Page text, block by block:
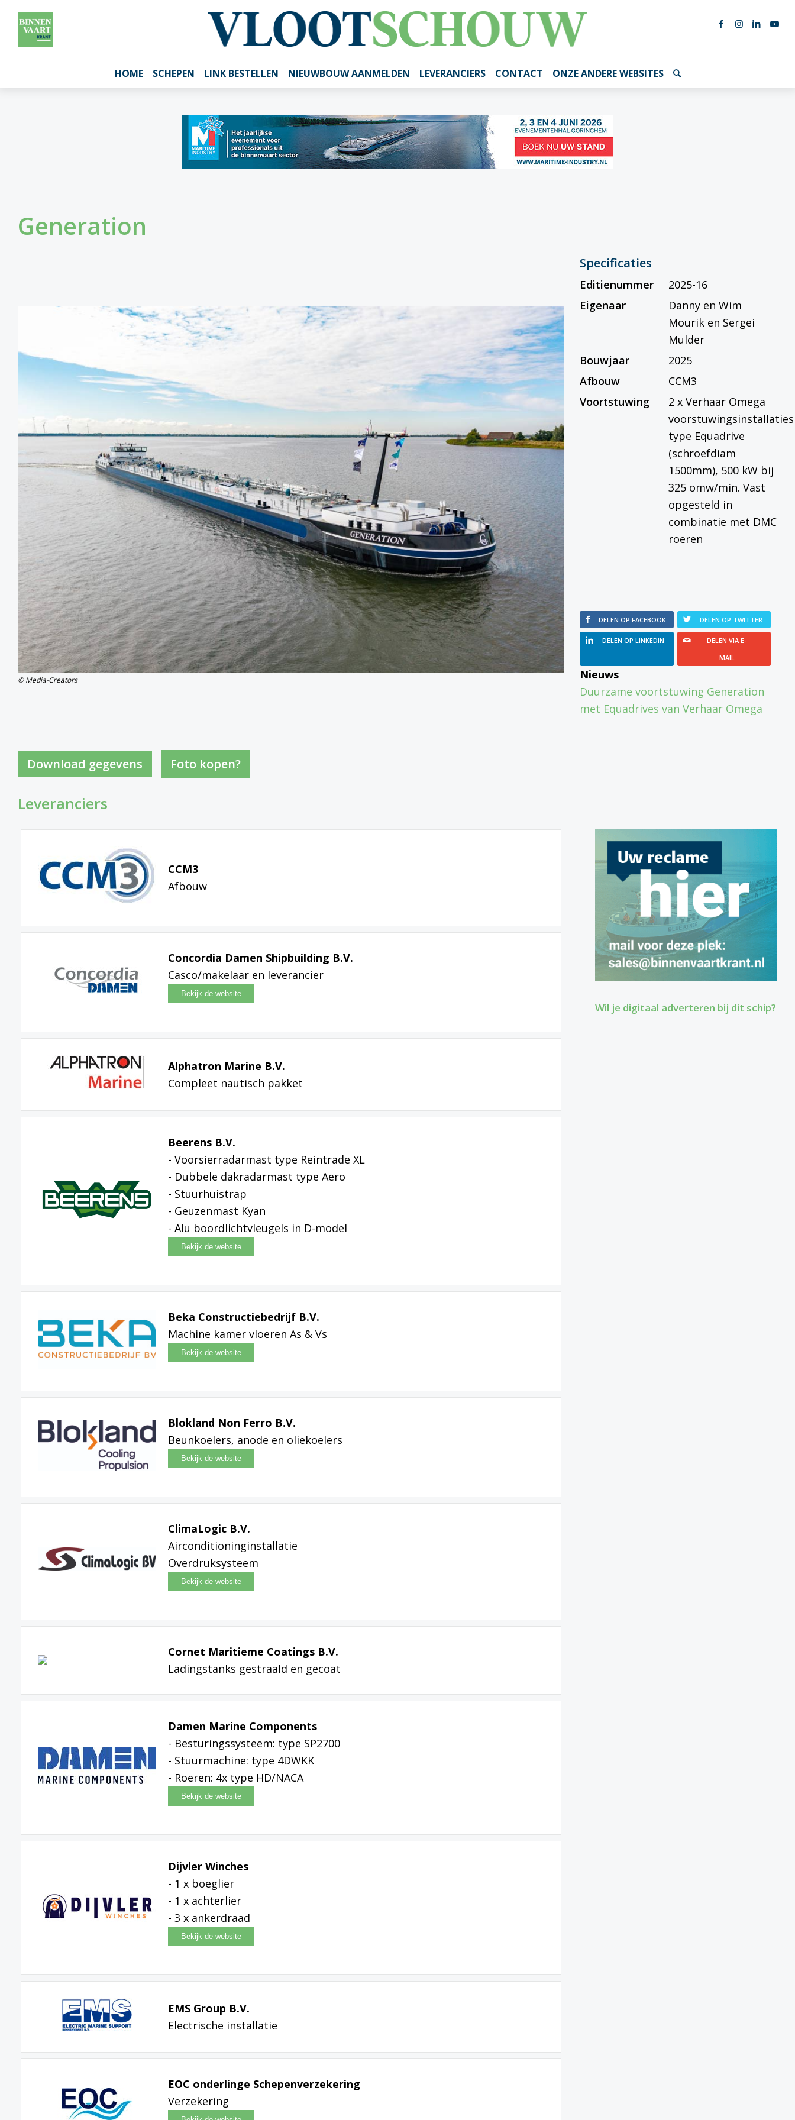
HOME SCHEPEN LINK BESTELLEN NIEUWBOUW AANMELDEN LEVERANCIERS CONTACT ONZE ANDERE WEBSITES
Generation
© Media-Creators
Specificaties
Editienummer
2025-16
Eigenaar
Danny en Wim
Mourik en Sergei
Mulder
Bouwjaar
2025
Afbouw
CCM3
Voortstuwing
2 x Verhaar Omega
voorstuwingsinstallaties
type Equadrive
(schroefdiam
1500mm), 500 kW bij
325 omw/min. Vast
opgesteld in
combinatie met DMC
roeren
DELEN OP FACEBOOK DELEN OP TWITTER
DELEN OP LINKEDIN
DELEN VIA E-
MAIL
Nieuws
Duurzame voortstuwing Generation
met Equadrives van Verhaar Omega
Foto kopen?
Leveranciers
CCM3
Afbouw
Concordia Damen Shipbuilding B.V.
Casco/makelaar en leverancier
Alphatron Marine B.V.
Compleet nautisch pakket
Beerens B.V.
- Voorsierradarmast type Reintrade XL
- Dubbele dakradarmast type Aero
- Stuurhuistrap
- Geuzenmast Kyan
- Alu boordlichtvleugels in D-model
Beka Constructiebedrijf B.V.
Machine kamer vloeren As & Vs
Blokland Non Ferro B.V.
Beunkoelers, anode en oliekoelers
ClimaLogic B.V.
Airconditioninginstallatie
Overdruksysteem
Cornet Maritieme Coatings B.V.
Ladingstanks gestraald en gecoat
Damen Marine Components
- Besturingssysteem: type SP2700
- Stuurmachine: type 4DWKK
- Roeren: 4x type HD/NACA
Dijvler Winches
- 1 x boeglier
- 1 x achterlier
- 3 x ankerdraad
EMS Group B.V.
Electrische installatie
EOC onderlinge Schepenverzekering
Verzekering
Wil je digitaal adverteren bij dit schip?